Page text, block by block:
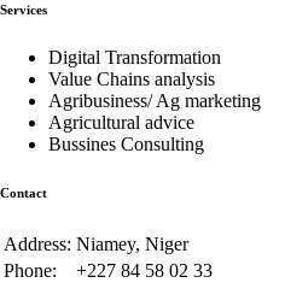
Services
Digital Transformation
Value Chains analysis
Agribusiness/ Ag marketing
Agricultural advice
Bussines Consulting
Contact
Address: Niamey, Niger
Phone:
+227 84 58 02 33